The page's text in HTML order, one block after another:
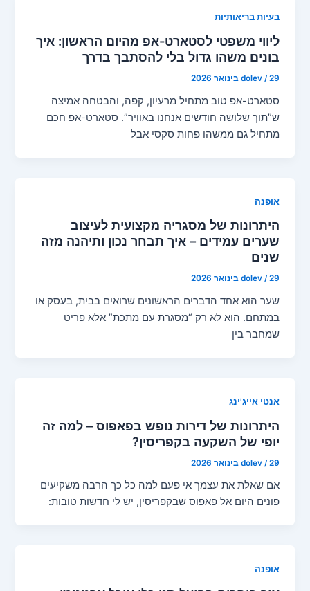
בעיות בריאותיות
ליווי משפטי לסטארט-אפ מהיום הראשון: איך
בונים משהו גדול בלי להסתבך בדרך
dolev /29 בינואר 2026
סטארט-אפ טוב מתחיל מרעיון, קפה, והבטחה אמיצה
ש”תוך שלושה חודשים אנחנו באוויר”. סטארט-אפ חכם
מתחיל גם ממשהו פחות סקסי אבל
אופנה
היתרונות של מסגריה מקצועית לעיצוב
שערים עמידים – איך תבחר נכון ותיהנה מזה
שנים
dolev /29 בינואר 2026
שער הוא אחד הדברים הראשונים שרואים בבית, בעסק או
במתחם. הוא לא רק “מסגרת עם מתכת” אלא פריט
שמחבר בין
אנטי אייג'ינג
היתרונות של דירות נופש בפאפוס – למה זה
יופי של השקעה בקפריסין?
dolev /29 בינואר 2026
אם שאלת את עצמך אי פעם למה כל כך הרבה משקיעים
פונים היום אל פאפוס שבקפריסין, יש לי חדשות טובות:
אופנה